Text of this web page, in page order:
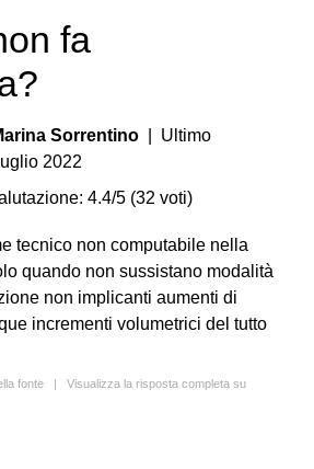
fa
Sorrentino | Ultimo
2022
4.4/5 (32 voti)
tecnico non computabile nella
quando non sussistano modalità
non implicanti aumenti di
incrementi volumetrici del tutto
fonte | Visualizza la risposta completa su